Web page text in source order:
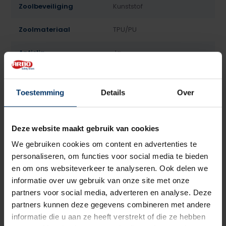
Toestemming Details Over
Deze website maakt gebruik van cookies
We gebruiken cookies om content en advertenties te
personaliseren, om functies voor social media te bieden
en om ons websiteverkeer te analyseren. Ook delen we
informatie over uw gebruik van onze site met onze
partners voor social media, adverteren en analyse. Deze
partners kunnen deze gegevens combineren met andere
informatie die u aan ze heeft verstrekt of die ze hebben
Zoolbeveiliging Kunststof
Zoolmateriaal TPU/PU
Antislip Ja
Beoordelingen
5van5 Gebaseerd op 1 beoordeling(en)
Schrijf je eigen review
5 van 5